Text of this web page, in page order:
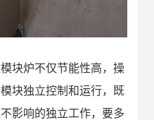
块炉不仅节能性高，操
块独立控制和运行，既
影响的独立工作，要多